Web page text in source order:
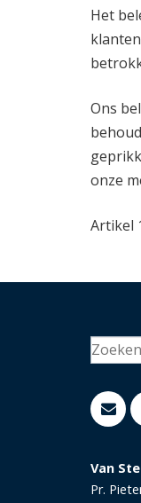
Het
Ons
onze
Artikel
Van
Pr.